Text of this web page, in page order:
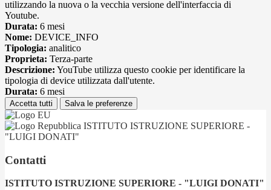
utilizzando la nuova o la vecchia versione dell'interfaccia di
Youtube.
Durata: 6 mesi
Nome: DEVICE_INFO
Tipologia: analitico
Proprieta: Terza-parte
Descrizione: YouTube utilizza questo cookie per identificare la
tipologia di device utilizzata dall'utente.
Durata: 6 mesi
Accetta tutti Salva le preferenze
ISTITUTO ISTRUZIONE SUPERIORE -
"LUIGI DONATI"
Contatti
ISTITUTO ISTRUZIONE SUPERIORE - "LUIGI DONATI"